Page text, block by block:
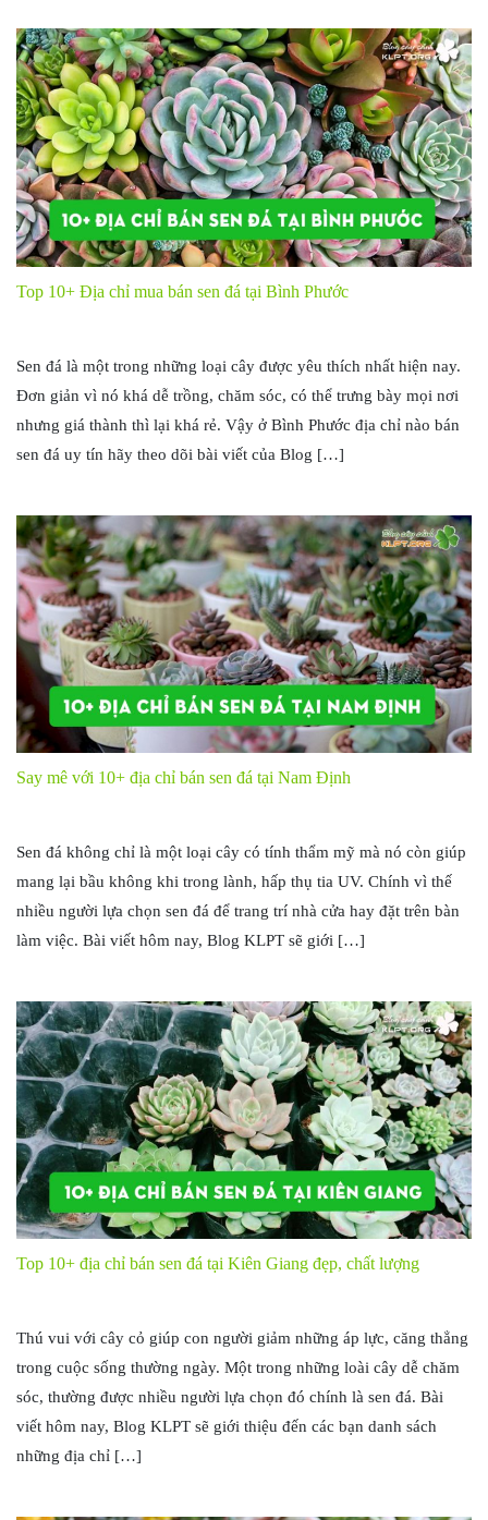
Top 10+ Địa chỉ mua bán sen đá tại Bình Phước
Sen đá là một trong những loại cây được yêu thích nhất hiện nay.
Đơn giản vì nó khá dễ trồng, chăm sóc, có thể trưng bày mọi nơi
nhưng giá thành thì lại khá rẻ. Vậy ở Bình Phước địa chỉ nào bán
sen đá uy tín hãy theo dõi bài viết của Blog […]
Say mê với 10+ địa chỉ bán sen đá tại Nam Định
Sen đá không chỉ là một loại cây có tính thẩm mỹ mà nó còn giúp
mang lại bầu không khi trong lành, hấp thụ tia UV. Chính vì thế
nhiều người lựa chọn sen đá để trang trí nhà cửa hay đặt trên bàn
làm việc. Bài viết hôm nay, Blog KLPT sẽ giới […]
Top 10+ địa chỉ bán sen đá tại Kiên Giang đẹp, chất lượng
Thú vui với cây cỏ giúp con người giảm những áp lực, căng thẳng
trong cuộc sống thường ngày. Một trong những loài cây dễ chăm
sóc, thường được nhiều người lựa chọn đó chính là sen đá. Bài
viết hôm nay, Blog KLPT sẽ giới thiệu đến các bạn danh sách
những địa chỉ […]